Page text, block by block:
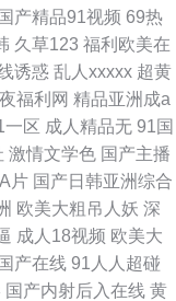
国产精品91视频 69热
久草123 福利欧美在
诱惑 乱人xxxxx 超黄
福利网 精品亚洲成a
一区 成人精品无 91国
激情文学色 国产主播
片 国产日韩亚洲综合
欧美大粗吊人妖 深
成人18视频 欧美大
产在线 91人人超碰
国产内射后入在线 黄